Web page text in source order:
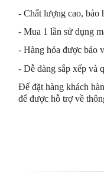
- Chất lượng cao, bảo
- Mua 1 lần sử dụng
- Hàng hóa được bảo
- Dễ dàng sắp xếp và
Để đặt hàng khách
để được hỗ trợ về